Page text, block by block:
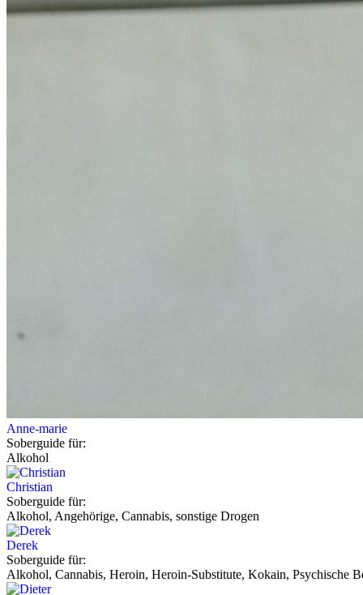
Anne-marie
Soberguide für:
Alkohol
Christian
Soberguide für:
Alkohol, Angehörige, Cannabis, sonstige Drogen
Derek
Soberguide für:
Alkohol, Cannabis, Heroin, Heroin-Substitute, Kokain, Psychische